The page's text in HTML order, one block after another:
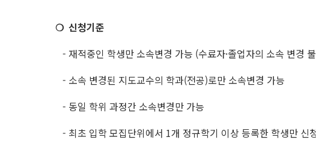
❍ 신청기준
- 재적중인 학생만 소속변경 가능 (수료자·졸업자의 소속 변경
- 소속 변경된 지도교수의 학과(전공)로만 소속변경 가능
- 동일 학위 과정간 소속변경만 가능
- 최초 입학 모집단위에서 1개 정규학기 이상 등록한 학생만 신